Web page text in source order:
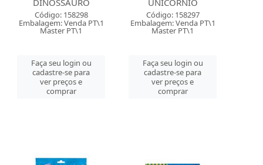
DINOSSAURO
Código: 158298
Embalagem: Venda PT\1
Master PT\1
Faça seu login ou
cadastre-se para
ver preços e
comprar
UNICORNIO
Código: 158297
Embalagem: Venda PT\1
Master PT\1
Faça seu login ou
cadastre-se para
ver preços e
comprar